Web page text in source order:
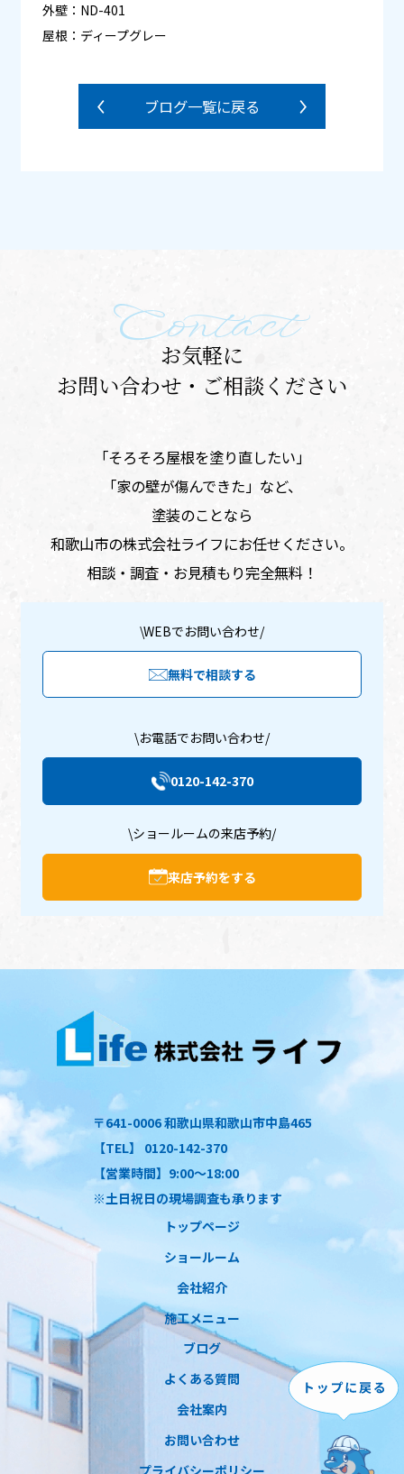
外壁：ND-401
屋根：ディープグレー
ブログ一覧に戻る
Contact
お気軽に
お問い合わせ・ご相談ください
「そろそろ屋根を塗り直したい」
​「家の壁が傷んできた」など、
塗装のことなら
和歌山市の株式会社ライフにお任せください。
相談・調査・お見積もり完全無料！
\WEBでお問い合わせ/
無料で相談する
\お電話でお問い合わせ/
0120-142-370
\ショールームの来店予約/
来店予約をする
〒641-0006 和歌山県和歌山市中島465
【TEL】 0120-142-370
【営業時間】9:00～18:00
※土日祝日の現場調査も承ります
トップページ
ショールーム
会社紹介
施工メニュー
ブログ
よくある質問
会社案内
お問い合わせ
プライバシーポリシー